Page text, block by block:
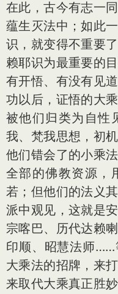
在此，古今有志一
蕴生灭法中；如此
识，就变得不重要
赖耶识为最重要的
有开悟、有没有见
功以后，证悟的大
被他们归类为自性
我、梵我思想，初
他们错会了的小乘
全部的佛教资源，
若；但他们的法义
派中观见，这就是
宗喀巴、历代达赖
印顺、昭慧法师……
大乘法的招牌，来
来取代大乘真正胜